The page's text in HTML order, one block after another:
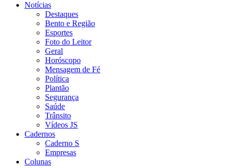
Notícias
Destaques
Bento e Região
Esportes
Foto do Leitor
Geral
Horóscopo
Mensagem de Fé
Política
Plantão
Segurança
Saúde
Trânsito
Vídeos JS
Cadernos
Caderno S
Empresas
Colunas